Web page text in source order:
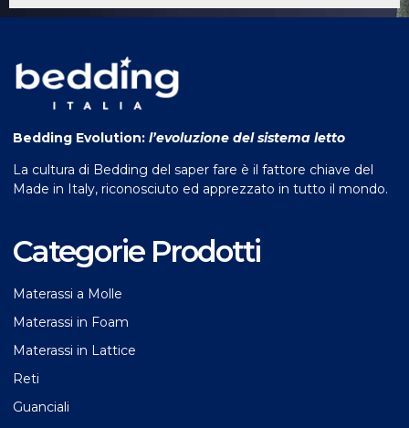
Bedding Evolution: l’evoluzione del sistema letto
La cultura di Bedding del saper fare è il fattore chiave del
Made in Italy, riconosciuto ed apprezzato in tutto il mondo.
Categorie Prodotti
Materassi a Molle
Materassi in Foam
Materassi in Lattice
Reti
Guanciali